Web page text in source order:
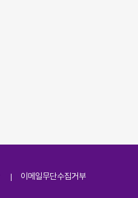
이메일무단수집거부